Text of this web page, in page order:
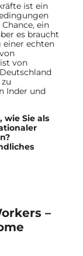
ist ein
ein
es braucht
einer echten
von
Inder und
wie Sie als
–